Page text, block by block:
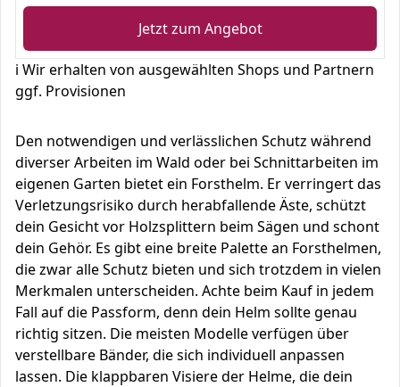
Jetzt zum Angebot
ℹ️ Wir erhalten von ausgewählten Shops und Partnern
ggf. Provisionen
Den notwendigen und verlässlichen Schutz während
diverser Arbeiten im Wald oder bei Schnittarbeiten im
eigenen Garten bietet ein Forsthelm. Er verringert das
Verletzungsrisiko durch herabfallende Äste, schützt
dein Gesicht vor Holzsplittern beim Sägen und schont
dein Gehör. Es gibt eine breite Palette an Forsthelmen,
die zwar alle Schutz bieten und sich trotzdem in vielen
Merkmalen unterscheiden. Achte beim Kauf in jedem
Fall auf die Passform, denn dein Helm sollte genau
richtig sitzen. Die meisten Modelle verfügen über
verstellbare Bänder, die sich individuell anpassen
lassen. Die klappbaren Visiere der Helme, die dein